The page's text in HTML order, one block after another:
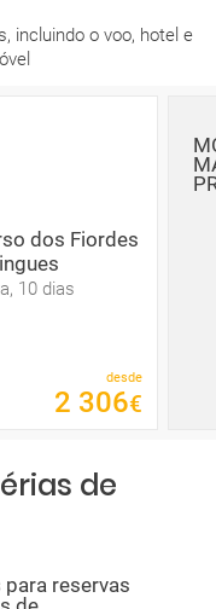
incluindo o voo, hotel e
dos Fiordes
10 dias
desde
2 306€
de
para reservas